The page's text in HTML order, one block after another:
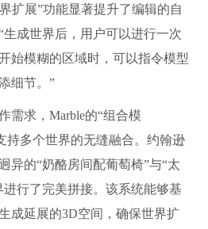
扩展”功能显著提升了编辑的自
成世界后，用户可以进行一次
始模糊的区域时，可以指令模型
细节。”
需求，Marble的“组合模
持多个世界的无缝融合。约翰逊
异的“奶酪房间配葡萄椅”与“太
行了完美拼接。该系统能够基
成延展的3D空间，确保世界扩